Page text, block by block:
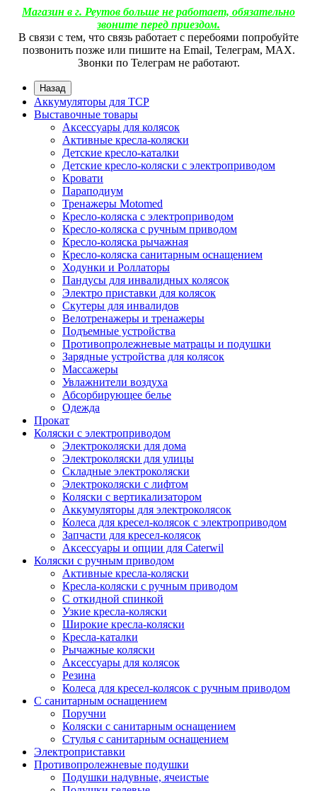
Магазин в г. Реутов больше не работает, обязательно
звоните перед приездом.
В связи с тем, что связь работает с перебоями попробуйте
позвонить позже или пишите на Email, Телеграм, МАХ.
Звонки по Телеграм не работают.
Назад
Аккумуляторы для ТСР
Выставочные товары
Аксессуары для колясок
Активные кресла-коляски
Детские кресло-каталки
Детские кресло-коляски с электроприводом
Кровати
Параподиум
Тренажеры Motomed
Кресло-коляска с электроприводом
Кресло-коляска с ручным приводом
Кресло-коляска рычажная
Кресло-коляска санитарным оснащением
Ходунки и Роллаторы
Пандусы для инвалидных колясок
Электро приставки для колясок
Скутеры для инвалидов
Велотренажеры и тренажеры
Подъемные устройства
Противопролежневые матрацы и подушки
Зарядные устройства для колясок
Массажеры
Увлажнители воздуха
Абсорбирующее белье
Одежда
Прокат
Коляски с электроприводом
Электроколяски для дома
Электроколяски для улицы
Складные электроколяски
Электроколяски с лифтом
Коляски с вертикализатором
Аккумуляторы для электроколясок
Колеса для кресел-колясок с электроприводом
Запчасти для кресел-колясок
Аксессуары и опции для Caterwil
Коляски с ручным приводом
Активные кресла-коляски
Кресла-коляски с ручным приводом
С откидной спинкой
Узкие кресла-коляски
Широкие кресла-коляски
Кресла-каталки
Рычажные коляски
Аксессуары для колясок
Резина
Колеса для кресел-колясок с ручным приводом
С санитарным оснащением
Поручни
Коляски с санитарным оснащением
Стулья с санитарным оснащением
Электроприставки
Противопролежневые подушки
Подушки надувные, ячеистые